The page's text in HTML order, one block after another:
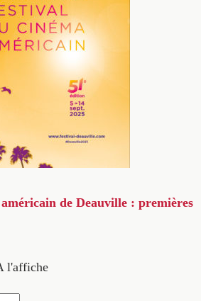
de Deauville : premières
l'affiche